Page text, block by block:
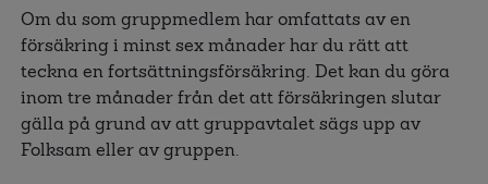
Om du som gruppmedlem har omfattats av en
försäkring i minst sex månader har du rätt att
teckna en fortsättningsförsäkring. Det kan du göra
inom tre månader från det att försäkringen slutar
gälla på grund av att gruppavtalet sägs upp av
Folksam eller av gruppen.